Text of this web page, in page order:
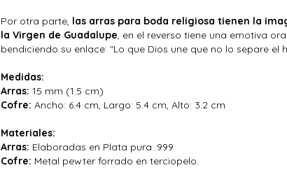
Por otra parte, las arras para boda religiosa tienen la
la Virgen de Guadalupe, en el reverso tiene una emotiva
bendiciendo su enlace: "Lo que Dios une que no lo separe el
Medidas:
Arras: 15 mm (1.5 cm)
Cofre: Ancho: 6.4 cm, Largo: 5.4 cm, Alto: 3.2 cm
Materiales:
Arras: Elaboradas en Plata pura .999
Cofre: Metal pewter forrado en terciopelo.